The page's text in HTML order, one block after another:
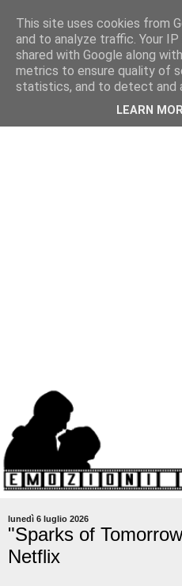
lunedì 6 luglio 2026
"Sparks of
Netflix
This site uses cookies from
and to analyze traffic. Your
shared with Google along
metrics to ensure quality of
statistics, and to detect and
LEARN